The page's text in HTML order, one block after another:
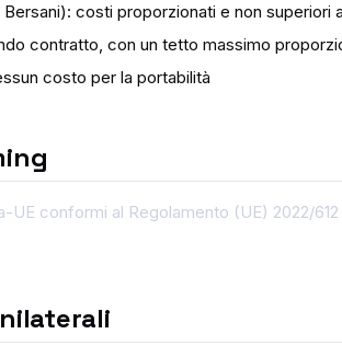
costi proporzionati e non
contratto, con un tetto massimo
costo per la portabilità
UE conformi al Regolamento (UE) 2022/